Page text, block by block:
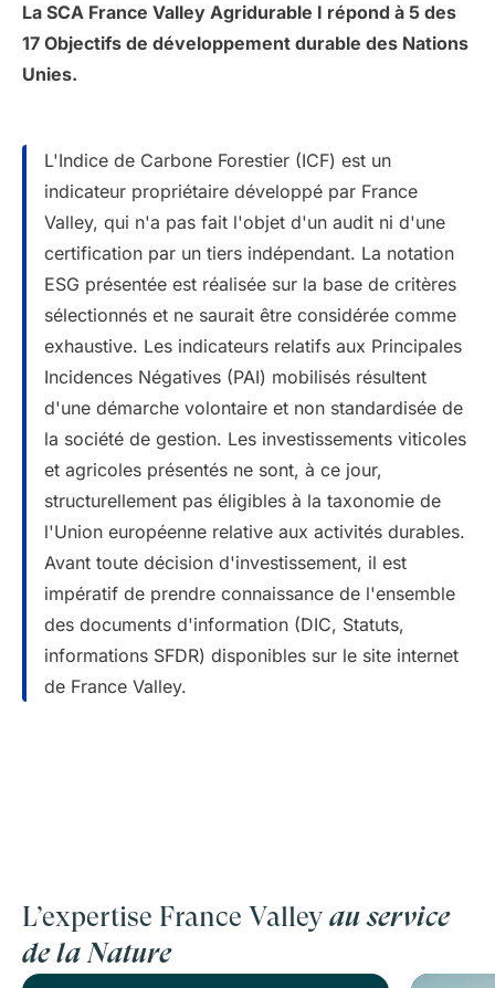
La SCA France Valley Agridurable I répond à 5 des
17 Objectifs de développement durable des Nations
Unies.
L'Indice de Carbone Forestier (ICF) est un
indicateur propriétaire développé par France
Valley, qui n'a pas fait l'objet d'un audit ni d'une
certification par un tiers indépendant. La notation
ESG présentée est réalisée sur la base de critères
sélectionnés et ne saurait être considérée comme
exhaustive. Les indicateurs relatifs aux Principales
Incidences Négatives (PAI) mobilisés résultent
d'une démarche volontaire et non standardisée de
la société de gestion. Les investissements viticoles
et agricoles présentés ne sont, à ce jour,
structurellement pas éligibles à la taxonomie de
l'Union européenne relative aux activités durables.
Avant toute décision d'investissement, il est
impératif de prendre connaissance de l'ensemble
des documents d'information (DIC, Statuts,
informations SFDR) disponibles sur le site internet
de France Valley.
L’expertise France Valley au service
de la Nature